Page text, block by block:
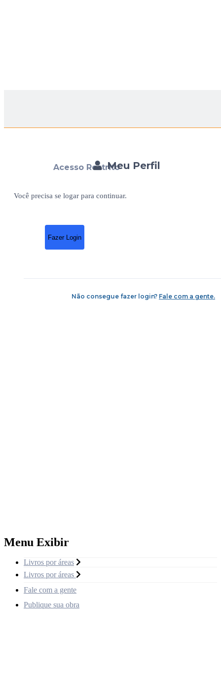
Meu Perfil
Acesso Restrito
Você precisa se logar para continuar.
Fazer Login
Não consegue fazer login? Fale com a gente.
Menu Exibir
Livros por áreas
Livros por áreas
Fale com a gente
Publique sua obra